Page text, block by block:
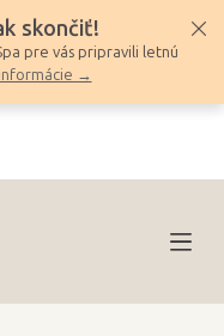
skončiť!
pre vás pripravili letnú
→